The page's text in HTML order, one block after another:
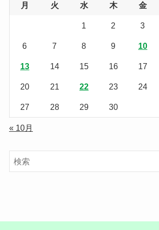
月 火 水 木 金
1 2 3
6 7 8 9 10
13 14 15 16 17
20 21 22 23 24
27 28 29 30
« 10月